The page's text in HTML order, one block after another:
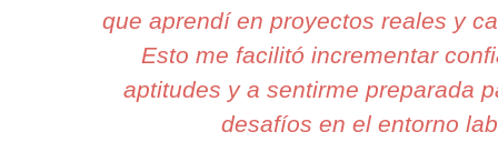
que aprendí en proyectos reales y
Esto me facilitó incrementar
aptitudes y a sentirme preparada
desafíos en el entorno